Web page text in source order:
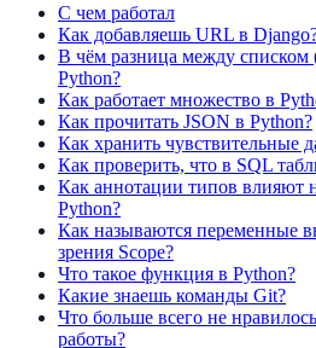
С чем работал
Как добавляешь URL в
В чём разница между списком
Python?
Как работает множество в
Как прочитать JSON в Python?
Как хранить чувствительные
Как проверить, что в SQL
Как аннотации типов влияют
Python?
Как называются переменные
зрения Scope?
Что такое функция в Python?
Какие знаешь команды Git?
Что больше всего не
работы?